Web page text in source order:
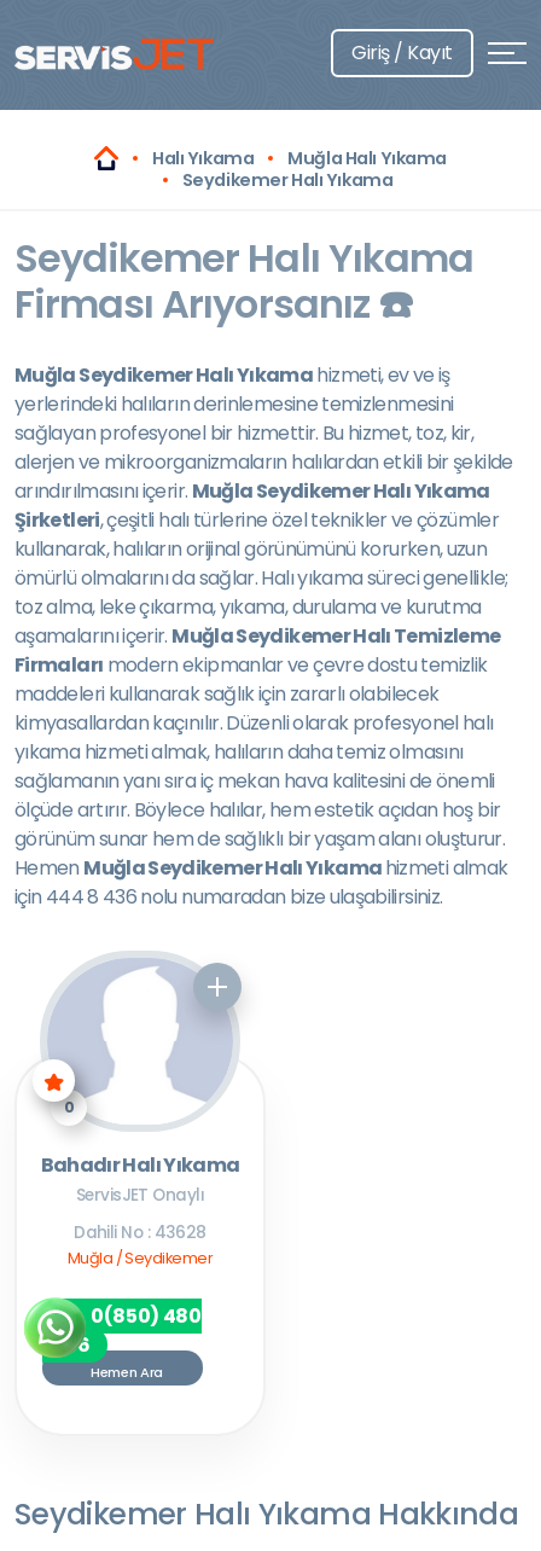
Giriş / Kayıt
Halı Yıkama
Muğla Halı Yıkama
Seydikemer Halı Yıkama
Seydikemer Halı Yıkama
Firması Arıyorsanız ☎️
Muğla Seydikemer Halı Yıkamahizmeti, ev ve iş
yerlerindeki halıların derinlemesine temizlenmesini
sağlayan profesyonel bir hizmettir. Bu hizmet, toz, kir,
alerjen ve mikroorganizmaların halılardan etkili bir şekilde
arındırılmasını içerir. Muğla Seydikemer Halı Yıkama
Şirketleri, çeşitli halı türlerine özel teknikler ve çözümler
kullanarak, halıların orijinal görünümünü korurken, uzun
ömürlü olmalarını da sağlar. Halı yıkama süreci genellikle;
toz alma, leke çıkarma, yıkama, durulama ve kurutma
aşamalarını içerir. Muğla Seydikemer Halı Temizleme
Firmaları modern ekipmanlar ve çevre dostu temizlik
maddeleri kullanarak sağlık için zararlı olabilecek
kimyasallardan kaçınılır. Düzenli olarak profesyonel halı
yıkama hizmeti almak, halıların daha temiz olmasını
sağlamanın yanı sıra iç mekan hava kalitesini de önemli
ölçüde artırır. Böylece halılar, hem estetik açıdan hoş bir
görünüm sunar hem de sağlıklı bir yaşam alanı oluşturur.
Hemen Muğla Seydikemer Halı Yıkamahizmeti almak
için 444 8 436 nolu numaradan bize ulaşabilirsiniz.
0
Bahadır Halı Yıkama
ServisJET Onaylı
Dahili No : 43628
Muğla / Seydikemer
0(850) 480
7256
Hemen Ara
Seydikemer Halı Yıkama Hakkında